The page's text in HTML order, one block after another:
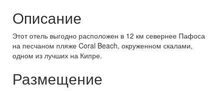
Описание
Этот отель выгодно расположен в 12 км севернее Пафоса
на песчаном пляже Coral Beach, окруженном скалами,
одном из лучших на Кипре.
Размещение